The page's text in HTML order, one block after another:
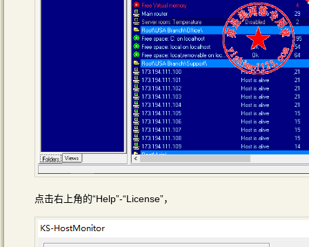
点击右上角的“Help”-“License”，